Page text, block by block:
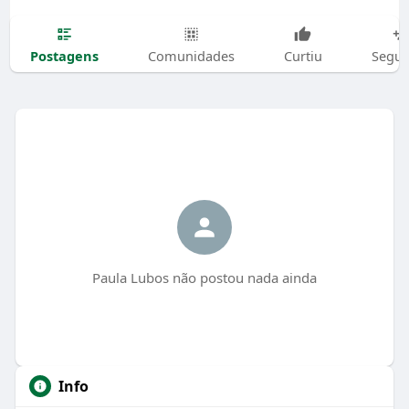
Postagens Comunidades Curtiu
Paula Lubos não postou nada ainda
Info